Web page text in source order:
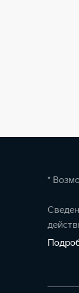
*